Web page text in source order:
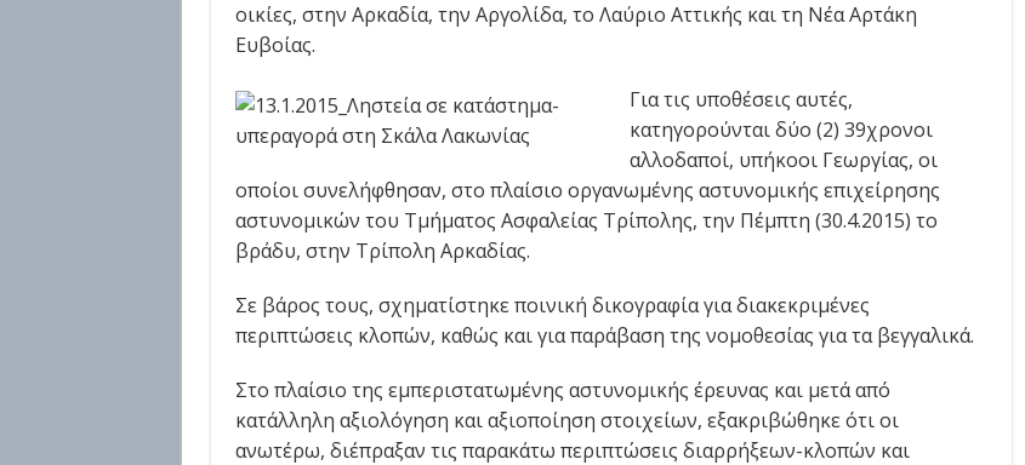
οικίες, στην Αρκαδία, την Αργολίδα, το Λαύριο Αττικής και τη Νέα Αρτάκη
Ευβοίας.
Για τις υποθέσεις αυτές,
κατηγορούνται δύο (2) 39χρονοι
αλλοδαποί, υπήκοοι Γεωργίας, οι
οποίοι συνελήφθησαν, στο πλαίσιο οργανωμένης αστυνομικής επιχείρησης
αστυνομικών του Τμήματος Ασφαλείας Τρίπολης, την Πέμπτη (30.4.2015) το
βράδυ, στην Τρίπολη Αρκαδίας.
Σε βάρος τους, σχηματίστηκε ποινική δικογραφία για διακεκριμένες
περιπτώσεις κλοπών, καθώς και για παράβαση της νομοθεσίας για τα βεγγαλικά.
Στο πλαίσιο της εμπεριστατωμένης αστυνομικής έρευνας και μετά από
κατάλληλη αξιολόγηση και αξιοποίηση στοιχείων, εξακριβώθηκε ότι οι
ανωτέρω, διέπραξαν τις παρακάτω περιπτώσεις διαρρήξεων-κλοπών και